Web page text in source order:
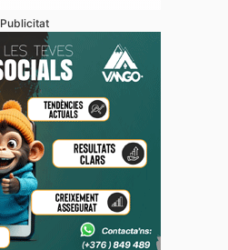
Publicitat